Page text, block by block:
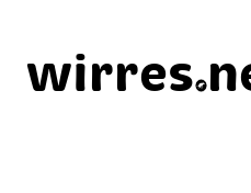
wirres